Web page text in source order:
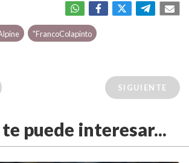
"FrancoColapinto
SIGUIENTE
puede interesar...